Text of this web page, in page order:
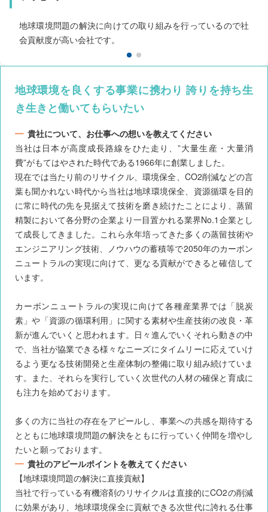
地球環境問題の解決に向けての取り組みを行っているので社
会貢献度が高い会社です。
地球環境を良くする事業に携わり 誇りを持ち生
き生きと働いてもらいたい
貴社について、お仕事への想いを教えてください
当社は日本が高度成長路線をひた走り、”大量生産・大量消
費”がもてはやされた時代である1966年に創業しました。
現在では当たり前のリサイクル、環境保全、CO2削減などの言
葉も聞かれない時代から当社は地球環境保全、資源循環を目的
に常に時代の先を見据えて技術を磨き続けたことにより、蒸留
精製において各分野の企業より一目置かれる業界No.1企業とし
て成長してきました。これら永年培ってきた多くの蒸留技術や
エンジニアリング技術、ノウハウの蓄積等で2050年のカーボン
ニュートラルの実現に向けて、更なる貢献ができると確信して
います。
カーボンニュートラルの実現に向けて各種産業界では「脱炭
素」や「資源の循環利用」に関する素材や生産技術の改良・革
新が進んでいくと思われます。日々進んでいくそれら動きの中
で、当社が協業できる様々なニーズにタイムリーに応えていけ
るよう更なる技術開発と生産体制の整備に取り組み続けていま
す。また、それらを実行していく次世代の人材の確保と育成に
も注力を始めております。
多くの方に当社の存在をアピールし、事業への共感を期待する
とともに地球環境問題の解決をともに行っていく仲間を増やし
たいと願っております。
貴社のアピールポイントを教えてください
【地球環境問題の解決に直接貢献】
当社で行っている有機溶剤のリサイクルは直接的にCO2の削減
に効果があり、地球環境保全に貢献できる次世代に誇れる仕事